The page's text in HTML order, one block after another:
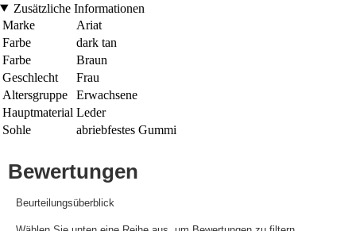
Zusätzliche Informationen
Marke
Ariat
Farbe
dark tan
Farbe
Braun
Geschlecht
Frau
Altersgruppe
Erwachsene
Hauptmaterial Leder
Sohle
abriebfestes Gummi